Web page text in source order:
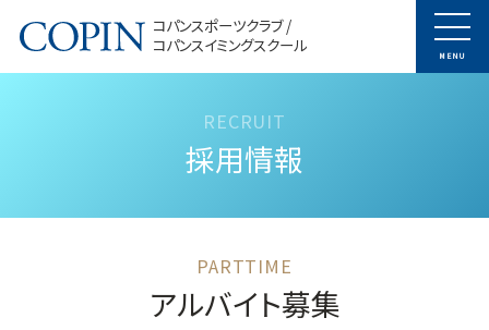
コパンスポーツクラブ /
コパンスイミングスクール
MENU
採用情報
アルバイト募集